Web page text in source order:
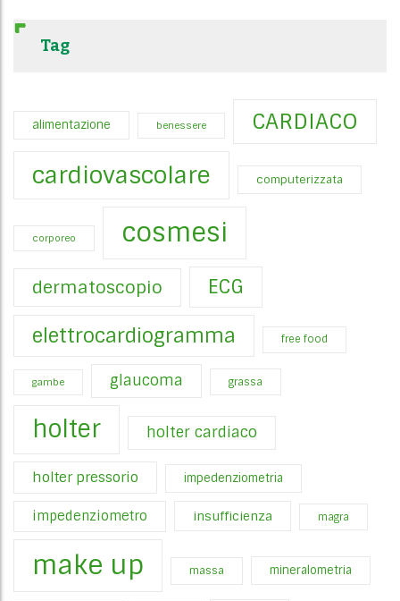
Tag
alimentazione benessere CARDIACO
cardiovascolare computerizzata
corporeo cosmesi
dermatoscopio ECG
elettrocardiogramma free food
gambe glaucoma grassa
holter holter cardiaco
holter pressorio impedenziometria
impedenziometro insufficienza magra
make up massa mineralometria